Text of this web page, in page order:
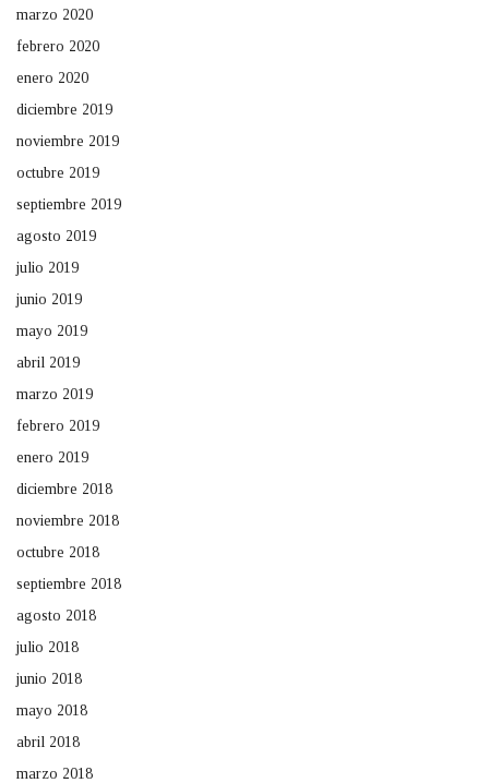
marzo 2020
febrero 2020
enero 2020
diciembre 2019
noviembre 2019
octubre 2019
septiembre 2019
agosto 2019
julio 2019
junio 2019
mayo 2019
abril 2019
marzo 2019
febrero 2019
enero 2019
diciembre 2018
noviembre 2018
octubre 2018
septiembre 2018
agosto 2018
julio 2018
junio 2018
mayo 2018
abril 2018
marzo 2018